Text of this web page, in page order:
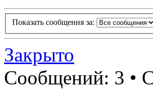
Показать сообщения за:
Закрыто
Сообщений: 3 •